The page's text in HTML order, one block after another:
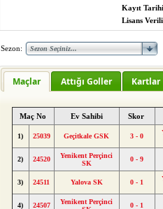
Kayıt Tarihi
Lisans
Sezon:
Maçlar Attığı Goller Kartlar
Maç No Ev Sahibi Skor
1) 25039 Geçitkale GSK 3 - 0
2) 24520
Yenikent Perçinci
SK
0 - 9
3) 24511 Yalova SK 0 - 1
4) 24507
Yenikent Perçinci
0 - 1